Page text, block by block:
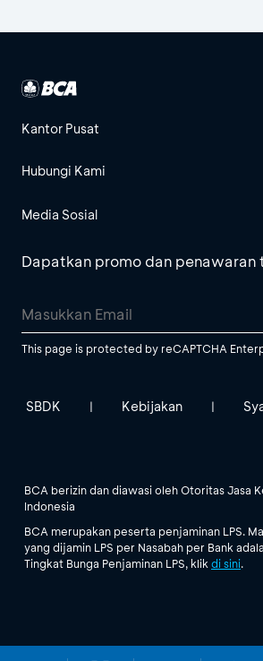
Kantor Pusat
Hubungi Kami
Media Sosial
Dapatkan promo dan penawaran
This page is protected by reCAPTCHA
SBDK | Kebijakan |
BCA berizin dan diawasi oleh Otoritas Jasa
Indonesia
BCA merupakan peserta penjaminan LPS.
yang dijamin LPS per Nasabah per Bank
Tingkat Bunga Penjaminan LPS, klikdi sini.